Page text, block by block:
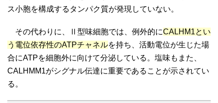
ス小胞を構成するタンパク質が発現していない。
その代わりに、Ⅱ型味細胞では、例外的にCALHM1とい
う電位依存性のATPチャネルを持ち、活動電位が生じた場
合にATPを細胞外に向けて分泌している。塩味もまた、
CALHMM1がシグナル伝達に重要であることが示されてい
る。